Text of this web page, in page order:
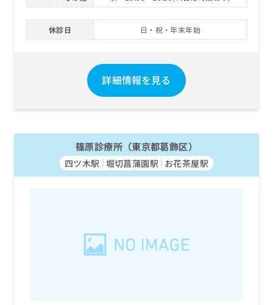
休診日 日・祝・年末年始
詳細情報を見る
篠原診療所（東京都葛飾区）
四ツ木駅 堀切菖蒲園駅 お花茶屋駅